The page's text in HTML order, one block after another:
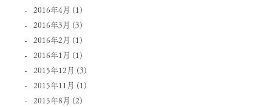
2016年4月 (1)
2016年3月 (3)
2016年2月 (1)
2016年1月 (1)
2015年12月 (3)
2015年11月 (1)
2015年8月 (2)